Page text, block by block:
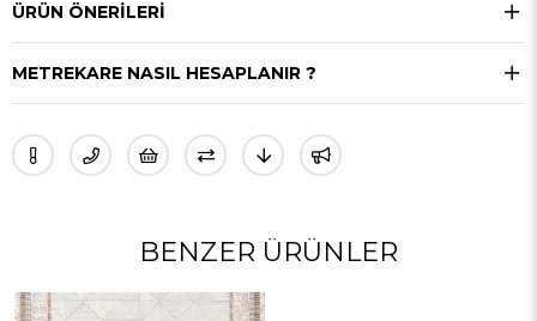
ÜRÜN ÖNERILERI
METREKARE NASIL HESAPLANIR ?
BENZER ÜRÜNLER